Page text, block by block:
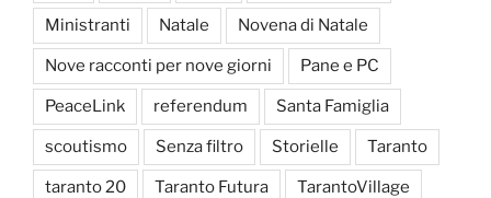
Ministranti Natale Novena di Natale
Nove racconti per nove giorni Pane e PC
PeaceLink referendum Santa Famiglia
scoutismo Senza filtro Storielle Taranto
taranto 20 Taranto Futura TarantoVillage